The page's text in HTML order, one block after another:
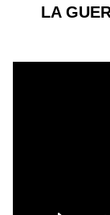
LA